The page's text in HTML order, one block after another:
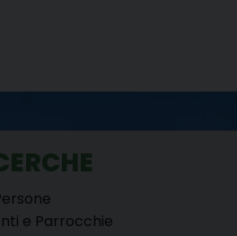
e Parrocchie